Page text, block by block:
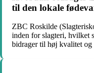
til den lokale
ZBC Roskilde
inden for slagteri, hvilket
bidrager til høj kvalitet og